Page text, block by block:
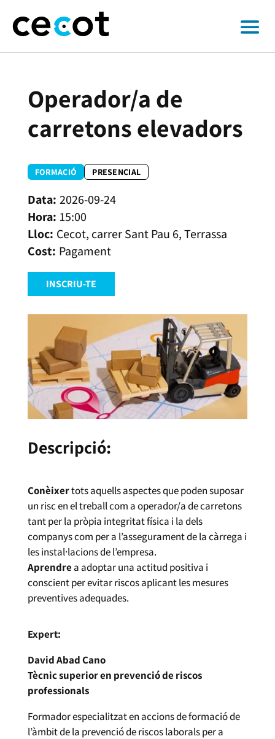
Operador/a de
carretons elevadors
FORMACIÓ PRESENCIAL
2026-09-24
15:00
Cecot, carrer Sant Pau 6, Terrassa
Pagament
INSCRIU-TE
Descripció:
Conèixertots aquells aspectes que poden suposar
un risc en el treball com a operador/a de carretons
tant per la pròpia integritat física i la dels
companys com per a l’assegurament de la càrrega i
les instal·lacions de l’empresa.
Aprendrea adoptar una actitud positiva i
conscient per evitar riscos aplicant les mesures
preventives adequades.
Expert:
David Abad Cano
Tècnic superior en prevenció de riscos
professionals
Formador especialitzat en accions de formació de
l’àmbit de la prevenció de riscos laborals per a